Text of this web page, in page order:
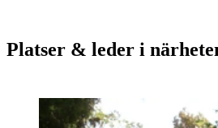
Platser & leder i